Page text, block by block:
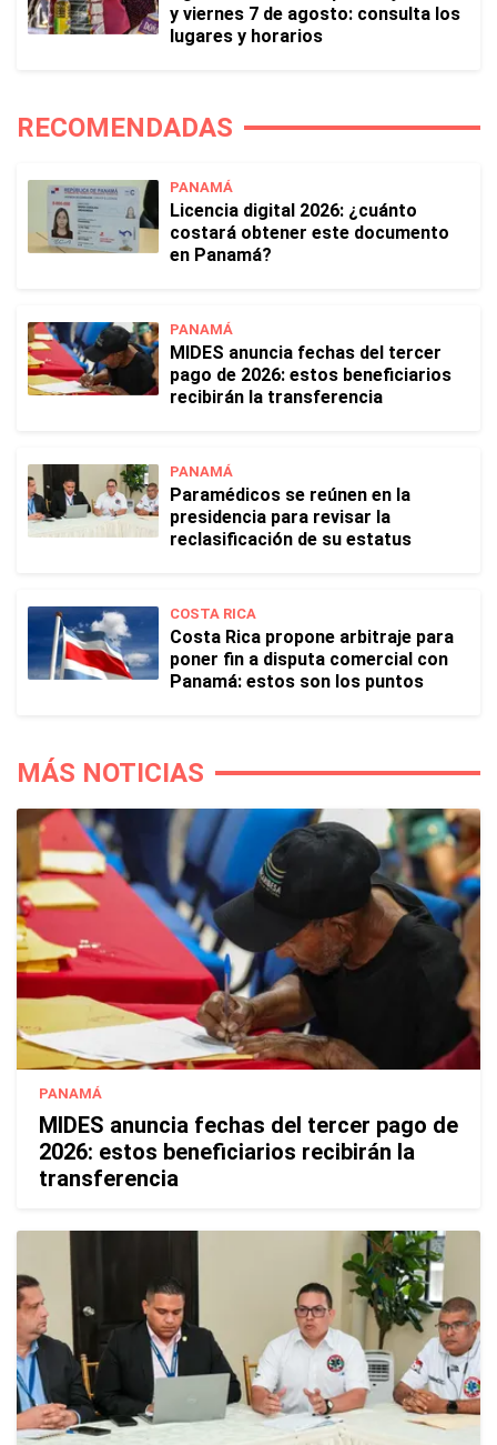
y viernes 7 de agosto: consulta los
lugares y horarios
RECOMENDADAS
PANAMÁ
Licencia digital 2026: ¿cuánto
costará obtener este documento
en Panamá?
PANAMÁ
MIDES anuncia fechas del tercer
pago de 2026: estos beneficiarios
recibirán la transferencia
PANAMÁ
Paramédicos se reúnen en la
presidencia para revisar la
reclasificación de su estatus
COSTA RICA
Costa Rica propone arbitraje para
poner fin a disputa comercial con
Panamá: estos son los puntos
MÁS NOTICIAS
PANAMÁ
MIDES anuncia fechas del tercer pago de
2026: estos beneficiarios recibirán la
transferencia